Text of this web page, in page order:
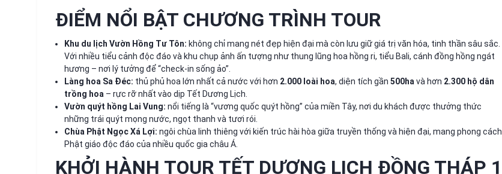
ĐIỂM NỔI BẬT CHƯƠNG TRÌNH TOUR
Khu du lịch Vườn Hồng Tư Tôn: không chỉ mang nét đẹp hiện đại mà còn lưu giữ giá trị văn hóa, tinh thần sâu sắc.
Với nhiều tiểu cảnh độc đáo và khu chụp ảnh ấn tượng như thung lũng hoa hồng ri, tiểu Bali, cánh đồng hồng ngát
hương – nơi lý tưởng để “check-in sống ảo”.
Làng hoa Sa Đéc: thủ phủ hoa lớn nhất cả nước với hơn 2.000 loài hoa, diện tích gần 500havà hơn 2.300 hộ dân
trồng hoa – rực rỡ nhất vào dịp Tết Dương Lịch.
Vườn quýt hồng Lai Vung: nổi tiếng là “vương quốc quýt hồng” của miền Tây, nơi du khách được thưởng thức
những trái quýt mọng nước, ngọt thanh và tươi rói.
Chùa Phật Ngọc Xá Lợi: ngôi chùa linh thiêng với kiến trúc hài hòa giữa truyền thống và hiện đại, mang phong cách
Phật giáo độc đáo của nhiều quốc gia châu Á.
KHỞI HÀNH TOUR TẾT DƯƠNG LỊCH ĐỒNG THÁP 1